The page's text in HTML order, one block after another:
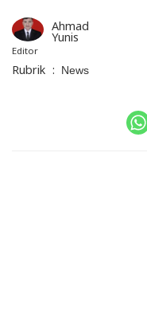
Ahmad
Yunis
Editor
Rubrik : News